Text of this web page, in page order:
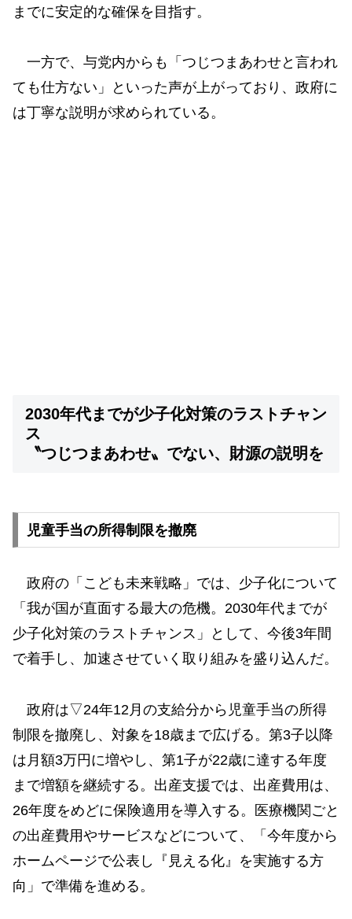
までに安定的な確保を目指す。
一方で、与党内からも「つじつまあわせと言われ
ても仕方ない」といった声が上がっており、政府に
は丁寧な説明が求められている。
2030年代までが少子化対策のラストチャン
ス
〝つじつまあわせ〟でない、財源の説明を
児童手当の所得制限を撤廃
政府の「こども未来戦略」では、少子化について
「我が国が直面する最大の危機。2030年代までが
少子化対策のラストチャンス」として、今後3年間
で着手し、加速させていく取り組みを盛り込んだ。
政府は▽24年12月の支給分から児童手当の所得
制限を撤廃し、対象を18歳まで広げる。第3子以降
は月額3万円に増やし、第1子が22歳に達する年度
まで増額を継続する。出産支援では、出産費用は、
26年度をめどに保険適用を導入する。医療機関ごと
の出産費用やサービスなどについて、「今年度から
ホームページで公表し『見える化』を実施する方
向」で準備を進める。